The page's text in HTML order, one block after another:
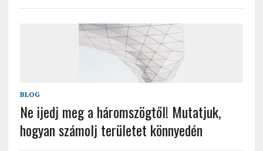
BLOG
Ne ijedj meg a háromszögtől! Mutatjuk,
hogyan számolj területet könnyedén